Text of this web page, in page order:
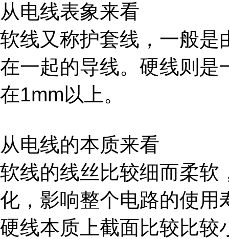
从电线表象来看
软线又称护套线，一般是
在一起的导线。硬线则是
在1mm以上。
从电线的本质来看
软线的线丝比较细而柔软
化，影响整个电路的使
硬线本质上截面比较比较